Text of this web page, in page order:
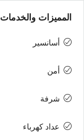
المميزات والخدمات
أسانسير
أمن
شرفة
عداد كهرباء